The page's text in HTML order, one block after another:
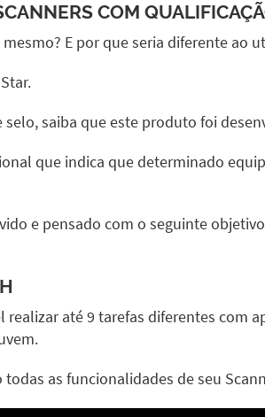
COM
E por que seria diferente ao
saiba que este produto foi
que indica que determinado
e pensado com o seguinte
até 9 tarefas diferentes com
as funcionalidades de seu